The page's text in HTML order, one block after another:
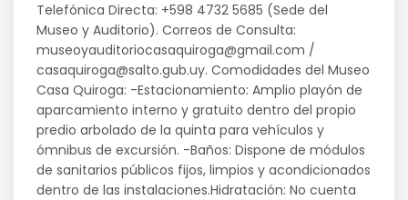
Telefónica Directa: +598 4732 5685 (Sede del
Museo y Auditorio). Correos de Consulta:
museoyauditoriocasaquiroga@gmail.com /
casaquiroga@salto.gub.uy. Comodidades del Museo
Casa Quiroga: -Estacionamiento: Amplio playón de
aparcamiento interno y gratuito dentro del propio
predio arbolado de la quinta para vehículos y
ómnibus de excursión. -Baños: Dispone de módulos
de sanitarios públicos fijos, limpios y acondicionados
dentro de las instalaciones.Hidratación: No cuenta